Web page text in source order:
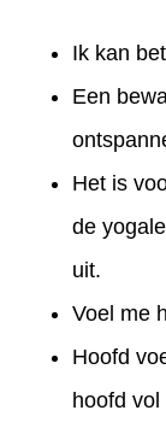
Ik kan
Een
Het is
de
uit.
Voel me
Hoofd
hoofd